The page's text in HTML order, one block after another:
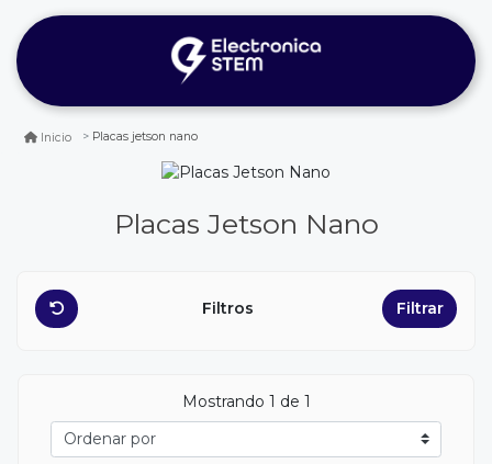
Inicio Placas jetson nano
Placas Jetson Nano
Filtros Filtrar
Mostrando 1 de 1